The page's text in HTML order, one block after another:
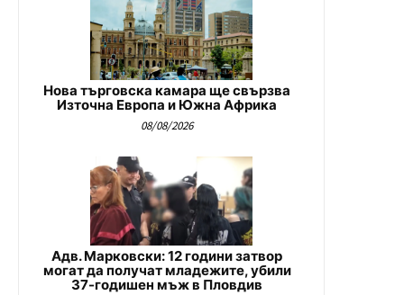
Нова търговска камара ще свързва
Източна Европа и Южна Африка
08/08/2026
Адв. Марковски: 12 години затвор
могат да получат младежите, убили
37-годишен мъж в Пловдив